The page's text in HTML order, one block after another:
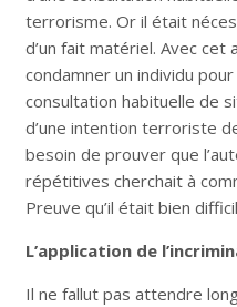
terrorisme. Or il était
d’un fait matériel. Avec
condamner un individu
consultation habituelle de
d’une intention terroriste
besoin de prouver que
répétitives cherchait à
Preuve qu’il était bien
L’application de
Il ne fallut pas attendre